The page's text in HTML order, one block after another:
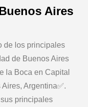
Aires
de los principales
de Buenos Aires
la Boca en Capital
Argentina✅.
principales